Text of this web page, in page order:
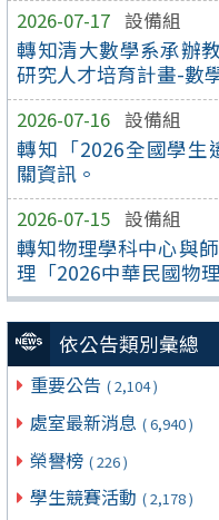
2026-07-17 設備組
轉知清大數學系承辦
研究人才培育計畫-數
2026-07-16 設備組
轉知「2026全國學生
關資訊。
2026-07-15 設備組
轉知物理學科中心與
理「2026中華民國物
依公告類別彙總
重要公告 ( 2,104 )
處室最新消息 ( 6,940 )
榮譽榜 ( 226 )
學生競賽活動 ( 2,178 )